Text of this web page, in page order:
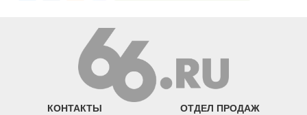
КОНТАКТЫ ОТДЕЛ ПРОДАЖ